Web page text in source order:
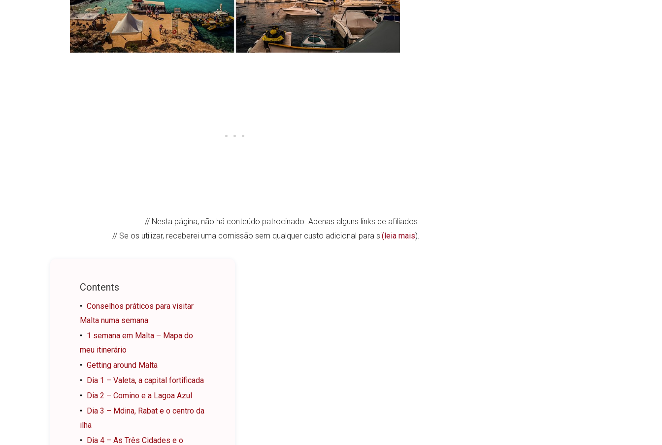
// Nesta página, não há conteúdo patrocinado. Apenas alguns links de afiliados.
// Se os utilizar, receberei uma comissão sem qualquer custo adicional para si(leia mais).
Contents
Conselhos práticos para visitar
Malta numa semana
1 semana em Malta – Mapa do
meu itinerário
Getting around Malta
Dia 1 – Valeta, a capital fortificada
Dia 2 – Comino e a Lagoa Azul
Dia 3 – Mdina, Rabat e o centro da
ilha
Dia 4 – As Três Cidades e o